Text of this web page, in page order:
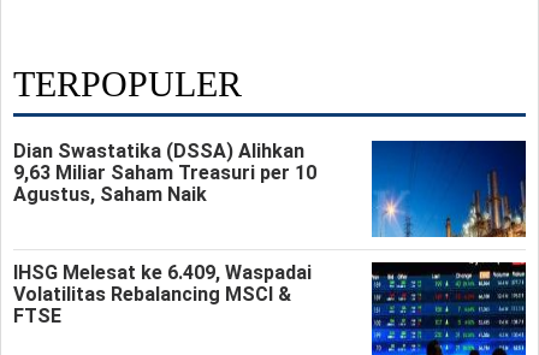
TERPOPULER
Dian Swastatika (DSSA) Alihkan
9,63 Miliar Saham Treasuri per 10
Agustus, Saham Naik
IHSG Melesat ke 6.409, Waspadai
Volatilitas Rebalancing MSCI &
FTSE